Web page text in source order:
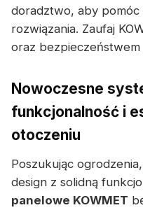
doradztwo, aby
rozwiązania. Zaufaj
oraz
Nowoczesne
funkcjonalność i
otoczeniu
Poszukując
design z solidną
panelowe KOWMET